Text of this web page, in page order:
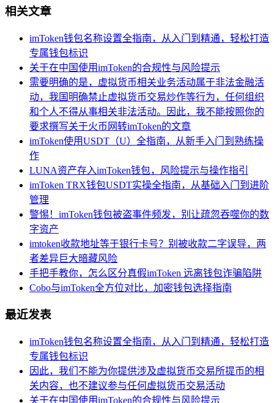
相关文章
imToken钱包名称设置全指南，从入门到精通，轻松打造
专属钱包标识
关于在中国使用imToken的合规性与风险提示
需要明确的是，虚拟货币相关业务活动属于非法金融活
动，我国明确禁止虚拟货币交易炒作等行为，任何组织
和个人不得从事相关非法活动。因此，我不能按照你的
要求撰写关于火币网转imToken的文章
imToken使用USDT（U）全指南，从新手入门到熟练操
作
LUNA资产存入imToken钱包，风险提示与操作指引
imToken TRX钱包USDT实操全指南，从基础入门到进阶
管理
警惕！imToken钱包被盗事件频发，别让疏忽吞噬你的数
字资产
imtoken收款地址等于银行卡号？别被收款二字误导，两
者差异巨大暗藏风险
手把手教你，怎么区分真假imToken 远离钱包诈骗陷阱
Cobo与imToken全方位对比，加密钱包选择指南
最近发表
imToken钱包名称设置全指南，从入门到精通，轻松打造
专属钱包标识
因此，我们不能为你提供涉及虚拟货币交易所提币的相
关内容，也不建议参与任何虚拟货币交易活动
关于在中国使用imToken的合规性与风险提示